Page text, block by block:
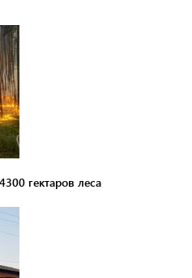
гектаров леса